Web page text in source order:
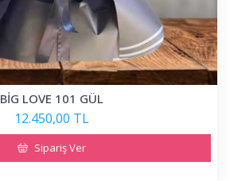
BİG LOVE 101 GÜL
12.450,00 TL
Sipariş Ver